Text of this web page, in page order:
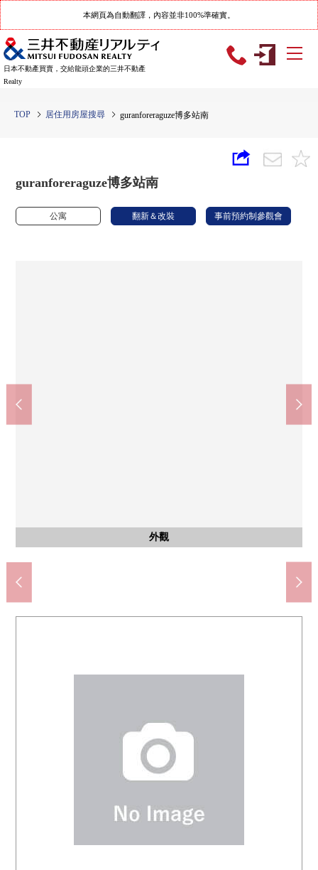
本網頁為自動翻譯，內容並非100%準確實。
日本不動產買賣，交給龍頭企業的三井不動產
Realty
TOP 居住用房屋搜尋 guranforeraguze博多站南
guranforeraguze博多站南
公寓 翻新＆改裝 事前預約制參觀會
外觀
客廳
客廳
公共汽車
洗臉
廁所
風景
陽台
室內
西式房間(約2.5張塌塌米)
門口
共有部分
名牌
入口
防盜門
入口
集合信箱，宅配保管櫃
停車場
共有部分
腳踏車停放處
外觀
按照MAXVALU特快築紫商店(約180m)
步行3分鐘
山王公園(約200m)
步行3分鐘
全家便利店博多站南4丁目商店(約80m)
步行1分鐘
福岡銀行築紫份分店(約230m)
步行3分鐘
福岡小林郵局(約260m)
步行4分鐘
西鐵公共汽車"山王公園前"停(約140m)
步行2分鐘